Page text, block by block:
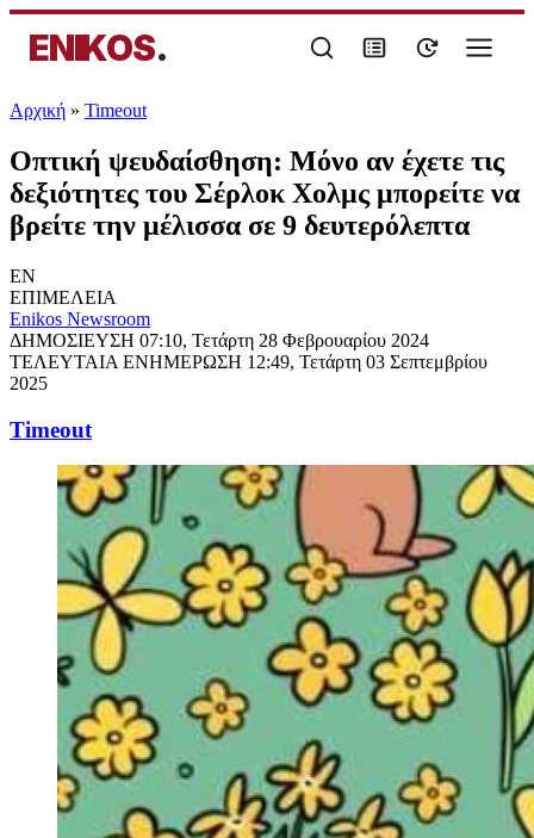
ENIKOS.
Αρχική » Timeout
Οπτική ψευδαίσθηση: Μόνο αν έχετε τις
δεξιότητες του Σέρλοκ Χολμς μπορείτε να
βρείτε την μέλισσα σε 9 δευτερόλεπτα
EN
ΕΠΙΜΕΛΕΙΑ
Enikos Newsroom
ΔΗΜΟΣΙΕΥΣΗ 07:10, Τετάρτη 28 Φεβρουαρίου 2024
ΤΕΛΕΥΤΑΙΑ ΕΝΗΜΕΡΩΣΗ 12:49, Τετάρτη 03 Σεπτεμβρίου
2025
Timeout